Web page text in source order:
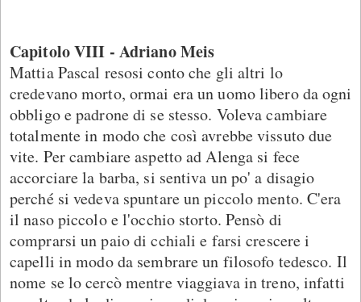
Capitolo VIII - Adriano Meis
Mattia Pascal resosi conto che gli altri lo
credevano morto, ormai era un uomo libero da ogni
obbligo e padrone di se stesso. Voleva cambiare
totalmente in modo che così avrebbe vissuto due
vite. Per cambiare aspetto ad Alenga si fece
accorciare la barba, si sentiva un po' a disagio
perché si vedeva spuntare un piccolo mento. C'era
il naso piccolo e l'occhio storto. Pensò di
comprarsi un paio di cchiali e farsi crescere i
capelli in modo da sembrare un filosofo tedesco. Il
nome se lo cercò mentre viaggiava in treno, infatti